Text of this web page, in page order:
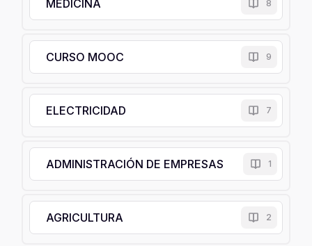
MEDICINA 8
CURSO MOOC 9
ELECTRICIDAD 7
ADMINISTRACIÓN DE EMPRESAS 1
AGRICULTURA 2